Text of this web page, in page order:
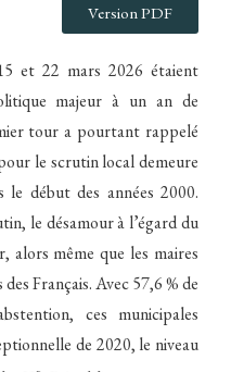
Version PDF
et 22 mars 2026 étaient
majeur à un an de
tour a pourtant rappelé
le scrutin local demeure
début des années 2000.
le désamour à l’égard du
alors même que les maires
Français. Avec 57,6 % de
ces municipales
de 2020, le niveau